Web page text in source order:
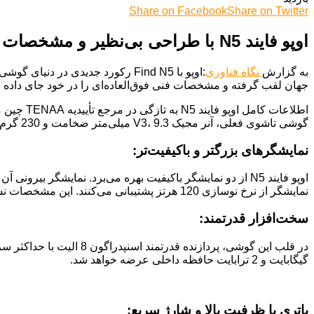
Share on FacebookShare on Twitter
اوپو فایند N5 با طراحی بی‌نظیر و مشخصات فنی قدرتمند، رکورد نازک‌ترین گوشی تاشو را شکست.
به گزارش نگاه فناوری
جهان لقب گرفته و مشخصات فنی فوق‌العاده‌ای را در خود جای
گوشی تاشوی فعلی، آنر مجیک V3، 9.3 میلی‌متر ضخامت و 230 گرم وزن دارد.
نمایشگرهای بزرگتر و باکیفیت‌تر:
نمایشگر از نرخ نوسازی 120 هرتز پشتیبانی می‌کنند. این مشخصات نسبت به مدل قبلی، Find N3، بهبود قابل توجهی داشته‌اند.
سخت‌افزار قدرتمند:
گیگابایت و 2 ترابایت حافظه داخلی عرضه خواهد شد.
باتری با ظرفیت بالا و شارژ سریع: